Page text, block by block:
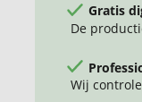
Gratis
De
Wij